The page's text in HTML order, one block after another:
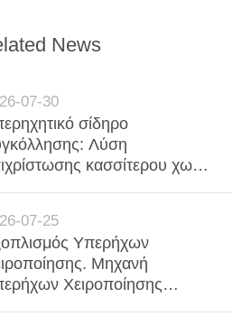
News
07-30
σίδηρο
Λύση
κασσίτερου χωρίς
07-25
Υπερήχων
Μηχανή
Χειροποίησης